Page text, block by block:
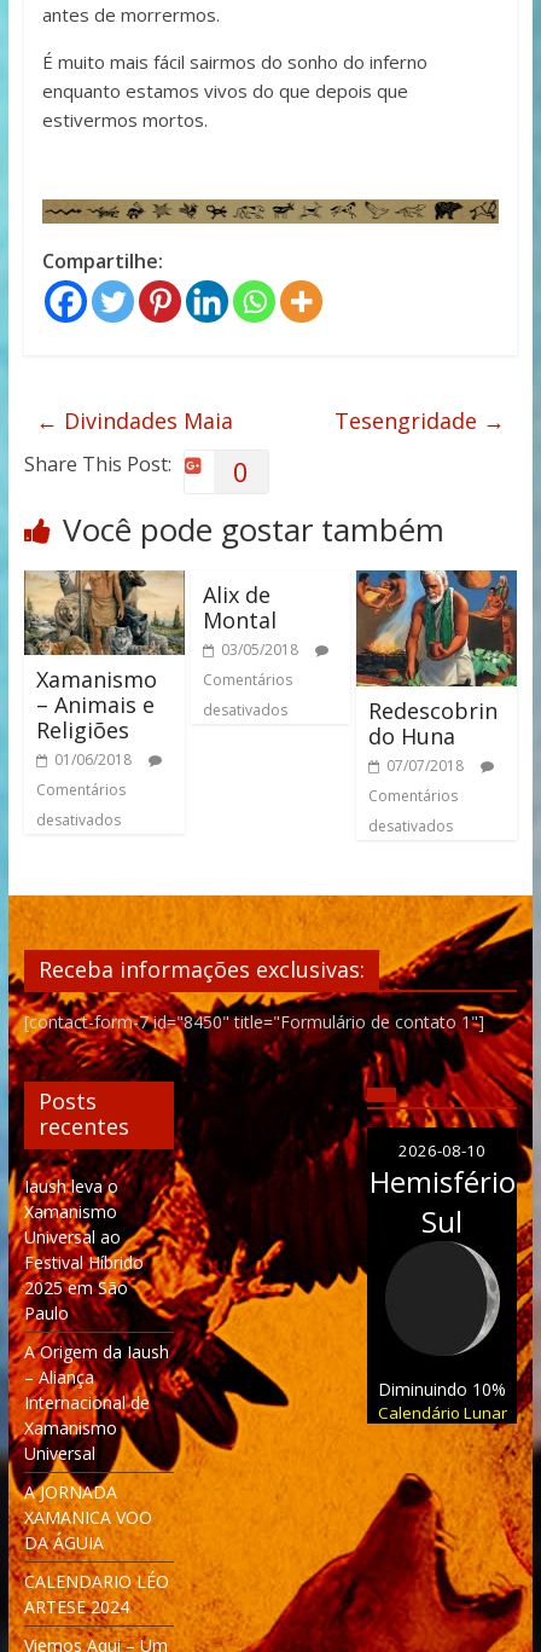
antes de morrermos.
É muito mais fácil sairmos do sonho do inferno
enquanto estamos vivos do que depois que
estivermos mortos.
Compartilhe:
← Divindades Maia Tesengridade →
Share This Post: 0
Você pode gostar também
Xamanismo
– Animais e
Religiões
01/06/2018
Comentários
desativados
Alix de
Montal
03/05/2018
Comentários
desativados
Redescobrin
do Huna
07/07/2018
Comentários
desativados
Receba informações exclusivas:
[contact-form-7 id="8450" title="Formulário de contato 1"]
Posts
recentes
Iaush leva o
Xamanismo
Universal ao
Festival Híbrido
2025 em São
Paulo
A Origem da Iaush
– Aliança
Internacional de
Xamanismo
Universal
A JORNADA
XAMANICA VOO
DA ÁGUIA
CALENDARIO LÉO
ARTESE 2024
Viemos Aqui – Um
2026-08-10
Hemisfério
Sul
Diminuindo 10%
Calendário Lunar